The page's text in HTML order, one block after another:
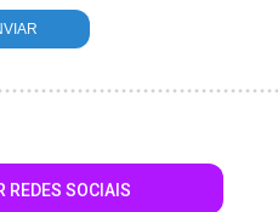
REDES SOCIAIS